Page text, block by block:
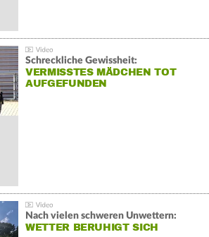
Schreckliche Gewissheit:
VERMISSTES MÄDCHEN TOT
AUFGEFUNDEN
Nach vielen schweren Unwettern:
WETTER BERUHIGT SICH